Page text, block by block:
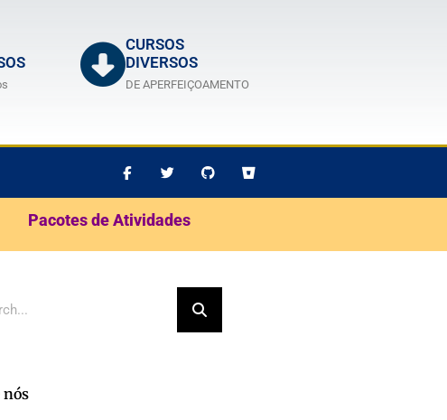
CURSOS
DIVERSOS
DE APERFEIÇOAMENTO
Pacotes de Atividades
nós